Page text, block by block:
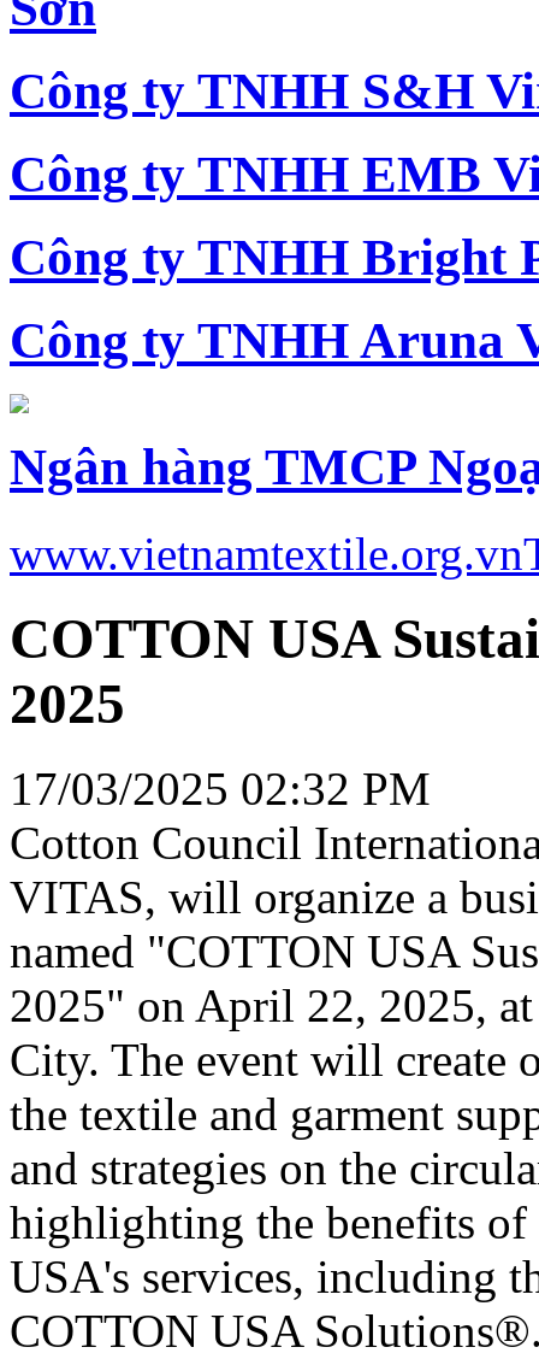
Công ty TNHH S&H
Công ty TNHH EMB
Công ty TNHH Bright
Công ty TNHH Aruna
Ngân hàng TMCP
www.vietnamtextile.org.vn
COTTON USA
2025
17/03/2025 02:32 PM
Cotton Council
VITAS, will organize a
named "COTTON USA
2025" on April 22, 2025,
City. The event will create
the textile and garment
and strategies on the
highlighting the benefits
USA's services, including
COTTON USA